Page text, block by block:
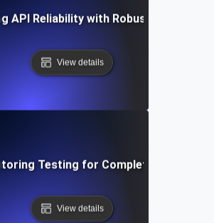
API Reliability with Robust
View details
Testing for Complete API
View details